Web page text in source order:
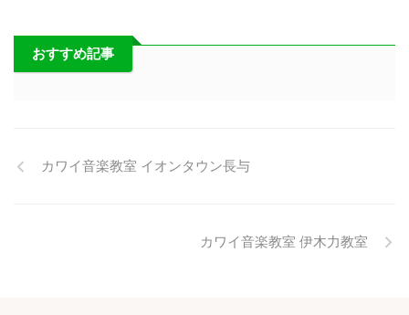
おすすめ記事
カワイ音楽教室 イオンタウン長与
カワイ音楽教室 伊木力教室